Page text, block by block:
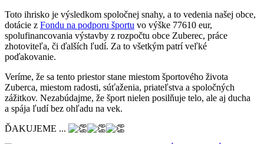
Toto ihrisko je výsledkom spoločnej snahy, a to vedenia našej obce,
dotácie z Fondu na podporu športu vo výške 77610 eur,
spolufinancovania výstavby z rozpočtu obce Zuberec, práce
zhotoviteľa, či ďalších ľudí. Za to všetkým patrí veľké
poďakovanie.
Veríme, že sa tento priestor stane miestom športového života
Zuberca, miestom radosti, súťaženia, priateľstva a spoločných
zážitkov. Nezabúdajme, že šport nielen posilňuje telo, ale aj ducha
a spája ľudí bez ohľadu na vek.
ĎAKUJEME ...